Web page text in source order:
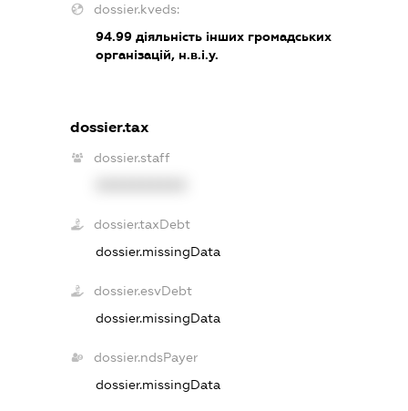
dossier.kveds:
94.99діяльність інших громадських
організацій, н.в.і.у.
dossier.tax
dossier.staff
dossier.taxDebt
dossier.missingData
dossier.esvDebt
dossier.missingData
dossier.ndsPayer
dossier.missingData